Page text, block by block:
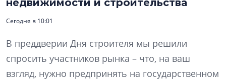
недвижимости и строительства
Сегодня в 10:01
В преддверии Дня строителя мы решили
спросить участников рынка – что, на ваш
взгляд, нужно предпринять на государственном